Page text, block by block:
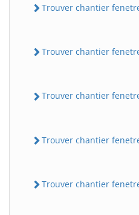
Trouver chantier
Trouver chantier
Trouver chantier fenetre
Trouver chantier fenetre
Trouver chantier